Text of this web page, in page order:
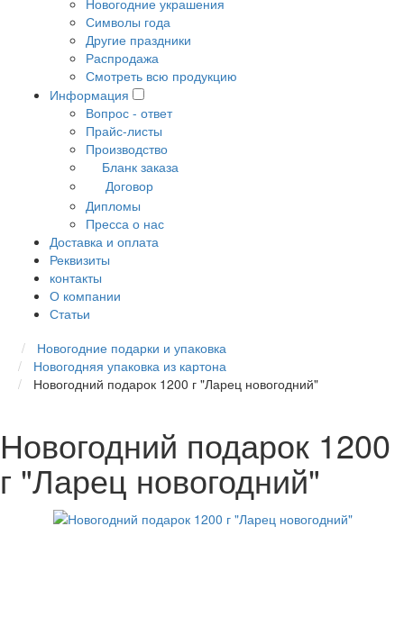
Новогодние украшения
Символы года
Другие праздники
Распродажа
Смотреть всю продукцию
Информация
Вопрос - ответ
Прайс-листы
Производство
Бланк заказа
Договор
Дипломы
Пресса о нас
Доставка и оплата
Реквизиты
контакты
О компании
Статьи
Новогодние подарки и упаковка
Новогодняя упаковка из картона
Новогодний подарок 1200 г "Ларец новогодний"
Новогодний подарок 1200
г "Ларец новогодний"